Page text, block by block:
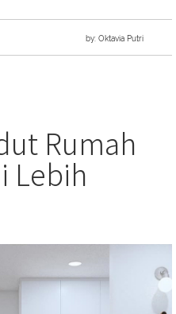
by: Oktavia Putri
Rumah
Lebih